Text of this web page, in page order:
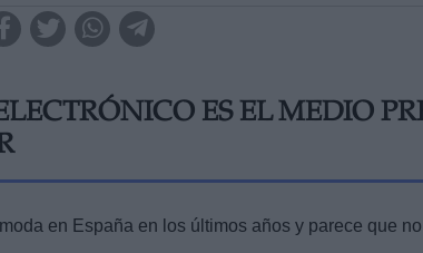
ES EL MEDIO
en España en los últimos años y parece que